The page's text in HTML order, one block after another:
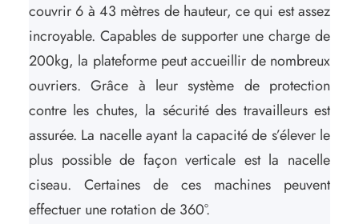
couvrir 6 à 43 mètres de hauteur, ce qui est assez
incroyable. Capables de supporter une charge de
200kg, la plateforme peut accueillir de nombreux
ouvriers. Grâce à leur système de protection
contre les chutes, la sécurité des travailleurs est
assurée. La nacelle ayant la capacité de s’élever le
plus possible de façon verticale est la nacelle
ciseau. Certaines de ces machines peuvent
effectuer une rotation de 360°.